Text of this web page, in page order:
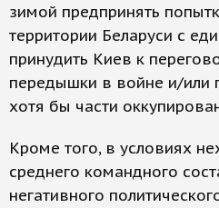
зимой предпринять
территории Беларуси с
принудить Киев к
передышки в войне и/или
хотя бы части
Кроме того, в условиях
среднего командного
негативного